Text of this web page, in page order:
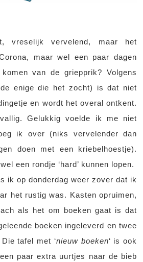
vreselijk vervelend, maar het
maar wel een paar dagen
van de griepprik? Volgens
enige die het zocht) is dat niet
en wordt het overal ontkent.
Gelukkig voelde ik me niet
ik over (niks vervelender dan
doen met een kriebelhoestje).
een rondje ‘hard’ kunnen lopen.
ik op donderdag weer zover dat ik
het rustig was. Kasten opruimen,
als het om boeken gaat is dat
boeken ingeleverd en twee
tafel met ‘nieuw boeken‘ is ook
paar extra uurtjes naar de bieb